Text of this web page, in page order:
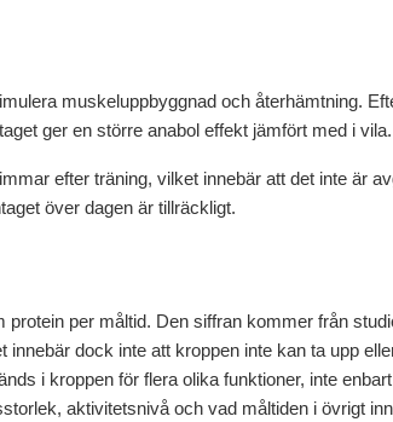
muskeluppbyggnad och återhämtning.
ger en större anabol effekt jämfört med i vila.
efter träning, vilket innebär att det inte är
över dagen är tillräckligt.
protein per måltid. Den siffran kommer från
innebär dock inte att kroppen inte kan ta upp
i kroppen för flera olika funktioner, inte
aktivitetsnivå och vad måltiden i övrigt